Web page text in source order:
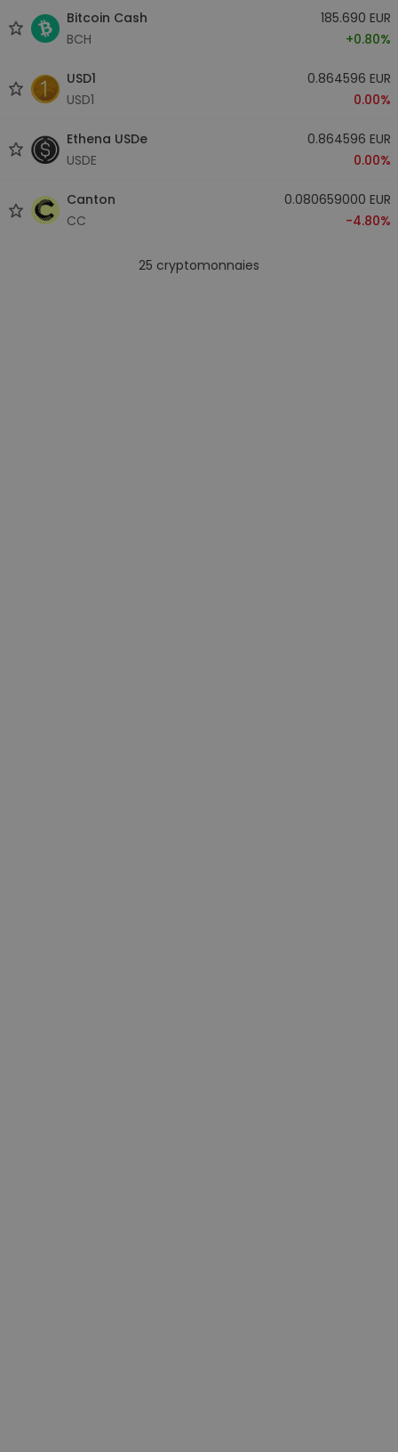
Bitcoin Cash
BCH
185.690 EUR
+0.80%
USD1
USD1
0.864596 EUR
0.00%
Ethena USDe
USDE
0.864596 EUR
0.00%
Canton
CC
0.080659000 EUR
-4.80%
25 cryptomonnaies